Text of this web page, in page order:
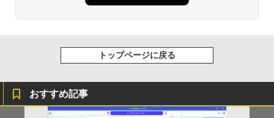
トップページに戻る
おすすめ記事